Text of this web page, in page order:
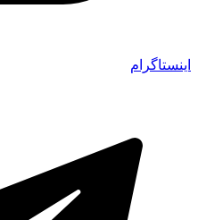
اینستاگرام